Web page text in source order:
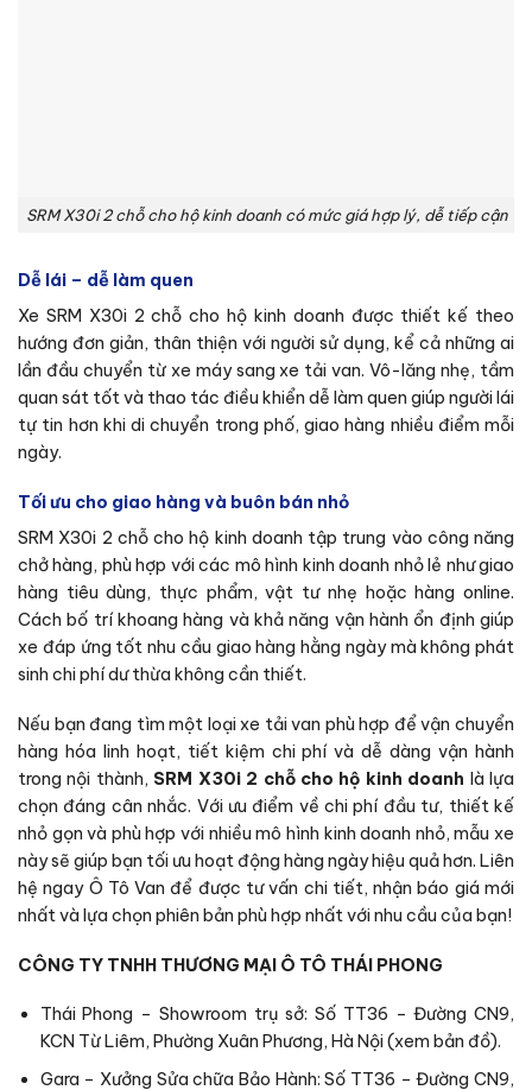
SRM X30i 2 chỗ cho hộ kinh doanh có mức giá hợp lý, dễ tiếp cận
Dễ lái – dễ làm quen
Xe SRM X30i 2 chỗ cho hộ kinh doanh được thiết kế theo
hướng đơn giản, thân thiện với người sử dụng, kể cả những ai
lần đầu chuyển từ xe máy sang xe tải van. Vô-lăng nhẹ, tầm
quan sát tốt và thao tác điều khiển dễ làm quen giúp người lái
tự tin hơn khi di chuyển trong phố, giao hàng nhiều điểm mỗi
ngày.
Tối ưu cho giao hàng và buôn bán nhỏ
SRM X30i 2 chỗ cho hộ kinh doanh tập trung vào công năng
chở hàng, phù hợp với các mô hình kinh doanh nhỏ lẻ như giao
hàng tiêu dùng, thực phẩm, vật tư nhẹ hoặc hàng online.
Cách bố trí khoang hàng và khả năng vận hành ổn định giúp
xe đáp ứng tốt nhu cầu giao hàng hằng ngày mà không phát
sinh chi phí dư thừa không cần thiết.
Nếu bạn đang tìm một loại xe tải van phù hợp để vận chuyển
hàng hóa linh hoạt, tiết kiệm chi phí và dễ dàng vận hành
trong nội thành, SRM X30i 2 chỗ cho hộ kinh doanh là lựa
chọn đáng cân nhắc. Với ưu điểm về chi phí đầu tư, thiết kế
nhỏ gọn và phù hợp với nhiều mô hình kinh doanh nhỏ, mẫu xe
này sẽ giúp bạn tối ưu hoạt động hàng ngày hiệu quả hơn. Liên
hệ ngay Ô Tô Van để được tư vấn chi tiết, nhận báo giá mới
nhất và lựa chọn phiên bản phù hợp nhất với nhu cầu của bạn!
CÔNG TY TNHH THƯƠNG MẠI Ô TÔ THÁI PHONG
Thái Phong – Showroom trụ sở: Số TT36 – Đường CN9,
KCN Từ Liêm, Phường Xuân Phương, Hà Nội (xem bản đồ).
Gara – Xưởng Sửa chữa Bảo Hành: Số TT36 – Đường CN9,